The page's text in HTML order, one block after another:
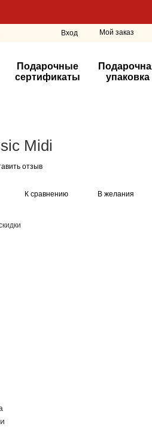
Вход Мой заказ
Подарочные
сертификаты
упаковка
Midi
отзыв
К сравнению В желания